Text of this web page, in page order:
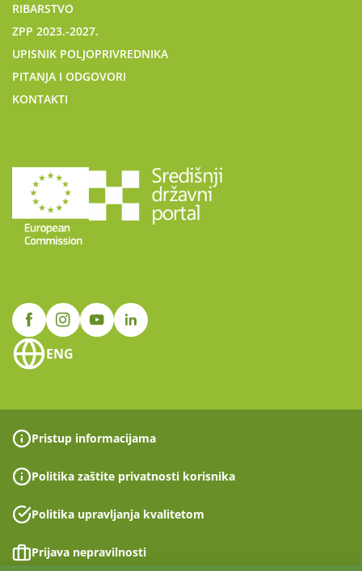
RIBARSTVO
ZPP 2023.-2027.
UPISNIK POLJOPRIVREDNIKA
PITANJA I ODGOVORI
KONTAKTI
ENG
Pristup informacijama
Politika zaštite privatnosti korisnika
Politika upravljanja kvalitetom
Prijava nepravilnosti